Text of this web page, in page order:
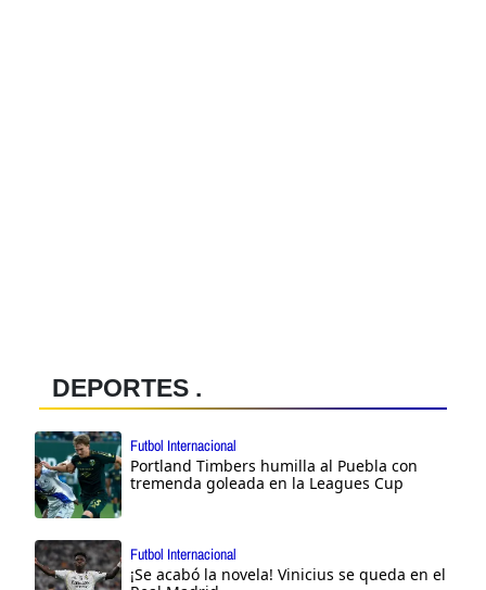
DEPORTES .
Futbol Internacional
Portland Timbers humilla al Puebla con
tremenda goleada en la Leagues Cup
Futbol Internacional
¡Se acabó la novela! Vinicius se queda en el